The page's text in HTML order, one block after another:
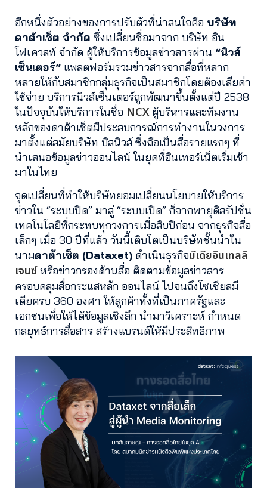
อีกหนึ่งตัวอย่างของการปรับตัวที่น่าสนใจคือ บริษัท
ดาต้าเซ็ต จำกัด ซึ่งเปลี่ยนชื่อมาจาก บริษัท อิน
โฟเควสท์ จำกัด ผู้ให้บริการข้อมูลข่าวสารผ่าน “นิวส์
เซ็นเตอร์” แพลตฟอร์มรวมข่าวสารจากสื่อที่หลาก
หลายให้กับสมาชิกกลุ่มธุรกิจเป็นสมาชิกโดยต้องเสียค่า
ใช้จ่าย บริการนิวส์เซ็นเตอร์ถูกพัฒนาขึ้นตั้งแต่ปี 2538
ในปัจจุบันให้บริการในชื่อ NCXผู้บริหารและทีมงาน
หลักของดาต้าเซ็ตมีประสบการณ์การทำงานในวงการ
มาตั้งแต่สมัยบริษัท บิสนิวส์ ซึ่งถือเป็นสื่อรายแรกๆ ที่
นำเสนอข้อมูลข่าวออนไลน์ ในยุคที่อินเทอร์เน็ตเริ่มเข้า
มาในไทย
จุดเปลี่ยนที่ทำให้บริษัทยอมเปลี่ยนนโยบายให้บริการ
ข่าวใน “ระบบปิด” มาสู่ “ระบบเปิด” ก็จากพายุดิสรัปชั่น
เทคโนโลยีที่กระทบทุกวงการเมื่อสิบปีก่อน จากธุรกิจสื่อ
เล็กๆ เมื่อ 30 ปีที่แล้ว วันนี้เติบโตเป็นบริษัทชั้นนำใน
นามดาต้าเซ็ต (Dataxet) ดำเนินธุรกิจมีเดียอินเทลลิ
เจนซ์หรือข่าวกรองด้านสื่อ ติดตามข้อมูลข่าวสาร
ครอบคลุมสื่อกระแสหลัก ออนไลน์ ไปจนถึงโซเชียลมี
เดียครบ 360 องศา ให้ลูกค้าทั้งที่เป็นภาครัฐและ
เอกชนเพื่อให้ได้ข้อมูลเชิงลึก นำมาวิเคราะห์ กำหนด
กลยุทธ์การสื่อสาร สร้างแบรนด์ให้มีประสิทธิภาพ